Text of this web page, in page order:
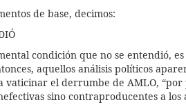
de base, decimos:
condición que no se entendió,
aquellos análisis políticos
vaticinar el derrumbe de AMLO,
sino contraproducentes a los